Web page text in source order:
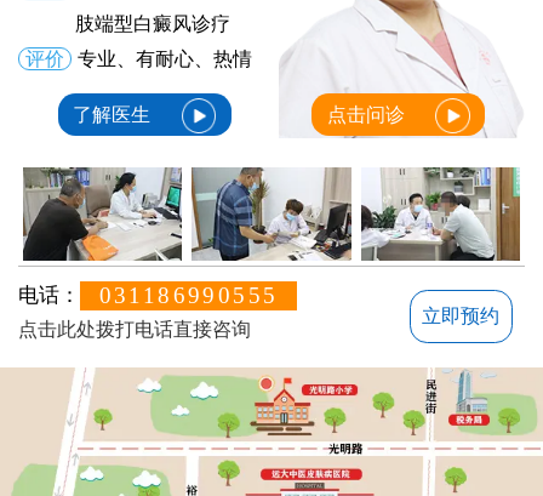
肢端型白癜风诊疗
评价
专业、有耐心、热情
了解医生 点击问诊
电话： 031186990555
点击此处拨打电话直接咨询
立即预约